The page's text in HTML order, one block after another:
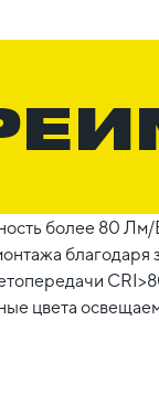
более 80 Лм/
цвета